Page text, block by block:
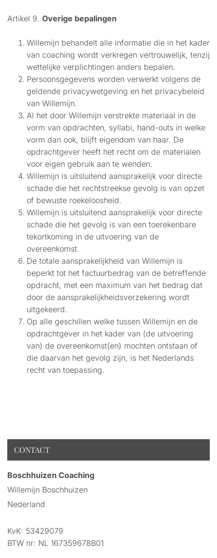
Artikel 9. Overige bepalingen
Willemijn behandelt alle informatie die in het kader
van coaching wordt verkregen vertrouwelijk, tenzij
wettelijke verplichtingen anders bepalen.
Persoonsgegevens worden verwerkt volgens de
geldende privacywetgeving en het privacybeleid
van Willemijn.
Al het door Willemijn verstrekte materiaal in de
vorm van opdrachten, syllabi, hand-outs in welke
vorm dan ook, blijft eigendom van haar. De
opdrachtgever heeft het recht om de materialen
voor eigen gebruik aan te wenden.
Willemijn is uitsluitend aansprakelijk voor directe
schade die het rechtstreekse gevolg is van opzet
of bewuste roekeloosheid.
Willemijn is uitsluitend aansprakelijk voor directe
schade die het gevolg is van een toerekenbare
tekortkoming in de uitvoering van de
overeenkomst.
De totale aansprakelijkheid van Willemijn is
beperkt tot het factuurbedrag van de betreffende
opdracht, met een maximum van het bedrag dat
door de aansprakelijkheidsverzekering wordt
uitgekeerd.
Op alle geschillen welke tussen Willemijn en de
opdrachtgever in het kader van (de uitvoering
van) de overeenkomst(en) mochten ontstaan of
die daarvan het gevolg zijn, is het Nederlands
recht van toepassing.
CONTACT
Boschhuizen Coaching
Willemijn Boschhuizen
Nederland
KvK: 53429079
BTW nr: NL 167359678B01